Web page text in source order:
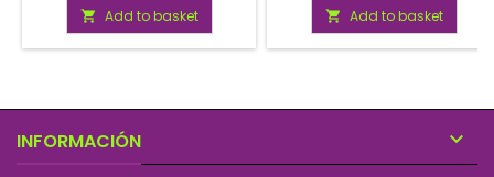
 Add to basket  Add to basket
INFORMACIÓN 